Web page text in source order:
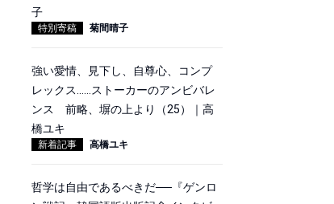
子
特別寄稿 菊間晴子
強い愛情、見下し、自尊心、コンプ
レックス……ストーカーのアンビバレ
ンス 前略、塀の上より（25）｜高
橋ユキ
新着記事 高橋ユキ
哲学は自由であるべきだ──『ゲンロ